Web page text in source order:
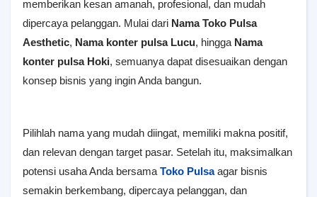
memberikan kesan amanah, profesional, dan mudah
dipercaya pelanggan. Mulai dari Nama Toko Pulsa
Aesthetic, Nama konter pulsa Lucu, hingga Nama
konter pulsa Hoki, semuanya dapat disesuaikan dengan
konsep bisnis yang ingin Anda bangun.
Pilihlah nama yang mudah diingat, memiliki makna positif,
dan relevan dengan target pasar. Setelah itu, maksimalkan
potensi usaha Anda bersama Toko Pulsaagar bisnis
semakin berkembang, dipercaya pelanggan, dan